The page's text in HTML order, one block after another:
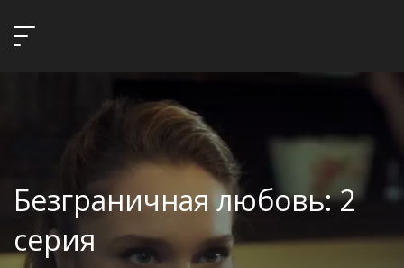
Безграничная любовь: 2
серия